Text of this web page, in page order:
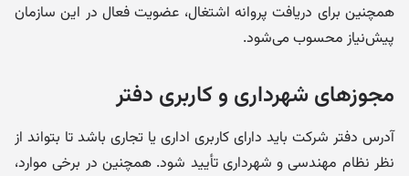
همچنین برای دریافت پروانه اشتغال، عضویت فعال در این سازمان
پیش‌نیاز محسوب می‌شود.
مجوزهای شهرداری و کاربری دفتر
آدرس دفتر شرکت باید دارای کاربری اداری یا تجاری باشد تا بتواند از
نظر نظام مهندسی و شهرداری تأیید شود. همچنین در برخی موارد،